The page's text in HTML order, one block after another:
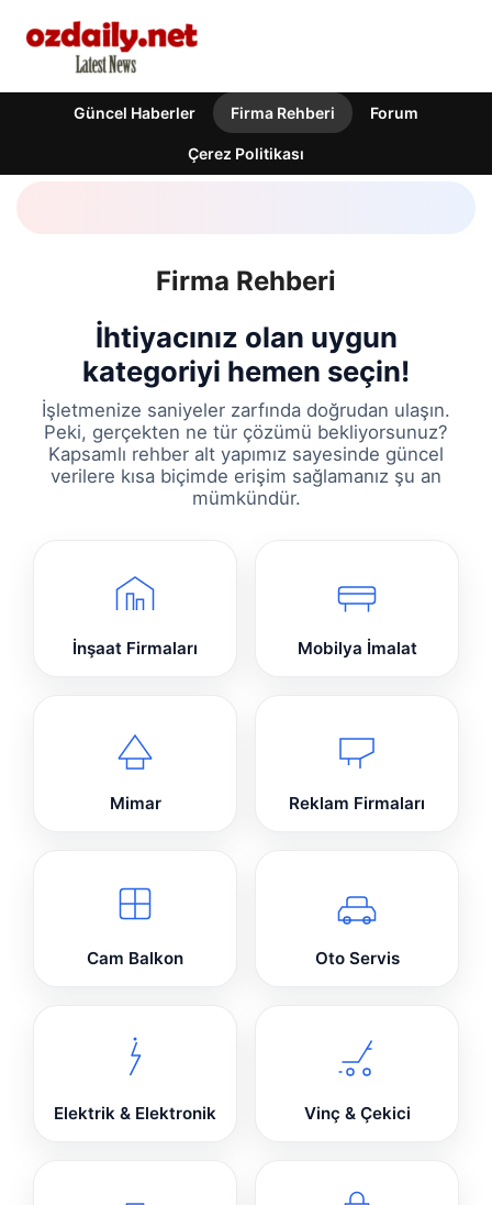
Güncel Haberler Firma Rehberi Forum
Çerez Politikası
Firma Rehberi
İhtiyacınız olan uygun
kategoriyi hemen seçin!
İşletmenize saniyeler zarfında doğrudan ulaşın.
Peki, gerçekten ne tür çözümü bekliyorsunuz?
Kapsamlı rehber alt yapımız sayesinde güncel
verilere kısa biçimde erişim sağlamanız şu an
mümkündür.
İnşaat Firmaları Mobilya İmalat
Mimar Reklam Firmaları
Cam Balkon Oto Servis
Elektrik & Elektronik Vinç & Çekici